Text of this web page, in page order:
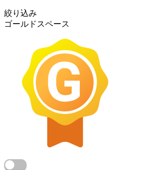
絞り込み
ゴールドスペース